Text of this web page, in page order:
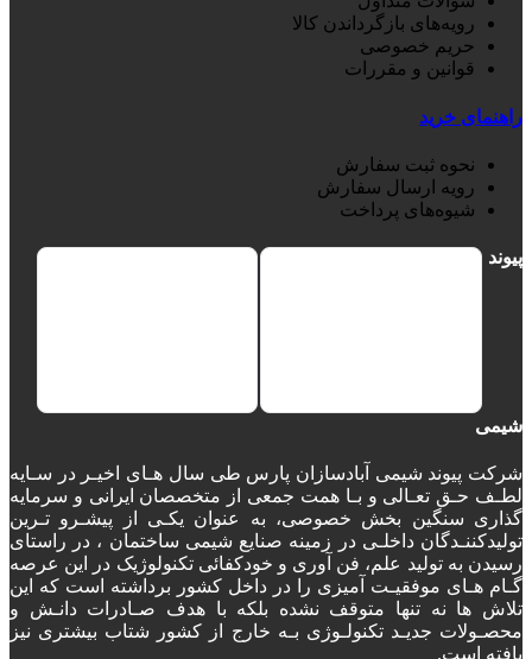
رویه‌های بازگرداندن کالا
حریم خصوصی
قوانین و مقررات
راهنمای خرید
نحوه ثبت سفارش
رویه ارسال سفارش
شیوه‌های پرداخت
پیوند
شیمی
شرکت پیوند شیمی آبادسازان پارس طی سال هـای اخیـر در سـایه
لطـف حـق تعـالی و بـا همت جمعی از متخصصان ایرانی و سرمایه
گذاری سنگین بخش خصوصی، به عنوان یکـی از پیشـرو تـرین
تولیدکننـدگان داخلـی در زمینه صنایع شیمی ساختمان ، در راستای
رسیدن به تولید علم، فن آوری و خودکفائی تکنولوژیک در این عرصه
گـام هـای موفقیـت آمیزی را در داخل کشور برداشته است که این
تلاش ها نه تنها متوقف نشده بلکه با هدف صـادرات دانـش و
محصـولات جدیـد تکنولـوژی بـه خارج از کشور شتاب بیشتری نیز
یافته است.